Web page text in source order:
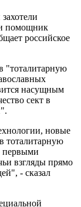
помощник
российское
"тоталитарную
насущным
сект в
новые
тоталитарную
первыми
взгляды прямо
- сказал